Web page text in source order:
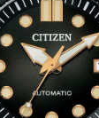
Авторизация